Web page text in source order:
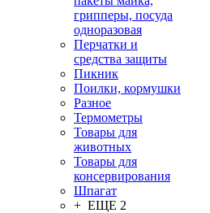
грипперы, посуда
одноразовая
Перчатки и
средства защиты
Пикник
Поилки, кормушки
Разное
Термометры
Товары для
животных
Товары для
консервирования
Шпагат
+ ЕЩЕ 2